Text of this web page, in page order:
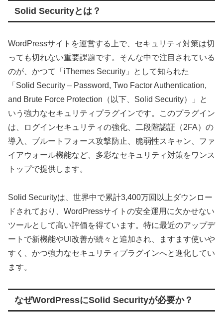
Solid Securityとは？
WordPressサイトを運営する上で、セキュリティ対策は切
っても切れない重要課題です。そんな中で注目されている
のが、かつて「iThemes Security」として知られた
「Solid Security – Password, Two Factor Authentication,
and Brute Force Protection（以下、Solid Security）」と
いう強力なセキュリティプラグインです。このプラグイン
は、ログインセキュリティの強化、二段階認証（2FA）の
導入、ブルートフォース攻撃防止、脆弱性スキャン、ファ
イアウォール機能など、多彩なセキュリティ対策をワンス
トップで提供します。
Solid Securityは、世界中で累計3,400万回以上ダウンロー
ドされており、WordPressサイトの安全運用に欠かせない
ツールとして高い評価を得ています。特に最近のアップデ
ートで新機能やUI改善が続々と追加され、ますます使いや
すく、かつ強力なセキュリティプラグインへと進化してい
ます。
なぜWordPressにSolid Securityが必要か？